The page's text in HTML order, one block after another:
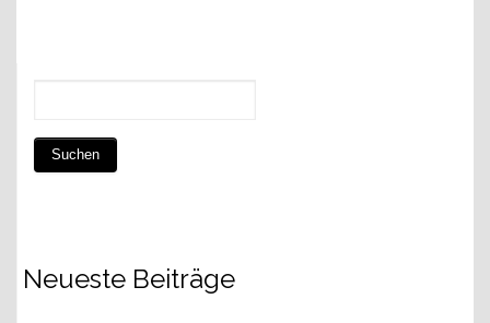
Neueste Beiträge